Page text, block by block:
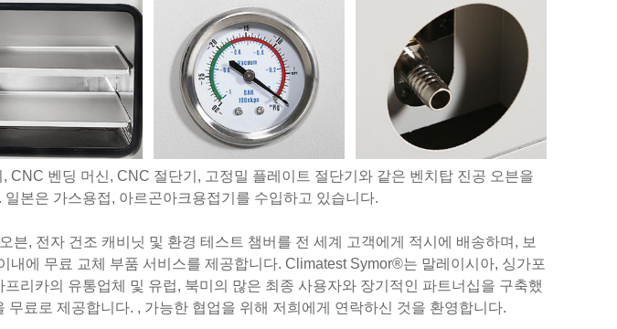
CNC 벤딩 머신, CNC 절단기, 고정밀 플레이트 절단기와 같은 벤치탑 진공 오븐을
본은 가스용접, 아르곤아크용접기를 수입하고 있습니다.
븐, 전자 건조 캐비닛 및 환경 테스트 챔버를 전 세계 고객에게 적시에 배송하며, 보
내에 무료 교체 부품 서비스를 제공합니다. Climatest Symor®는 말레이시아, 싱가포
리카의 유통업체 및 유럽, 북미의 많은 최종 사용자와 장기적인 파트너십을 구축했
무료로 제공합니다. , 가능한 협업을 위해 저희에게 연락하신 것을 환영합니다.